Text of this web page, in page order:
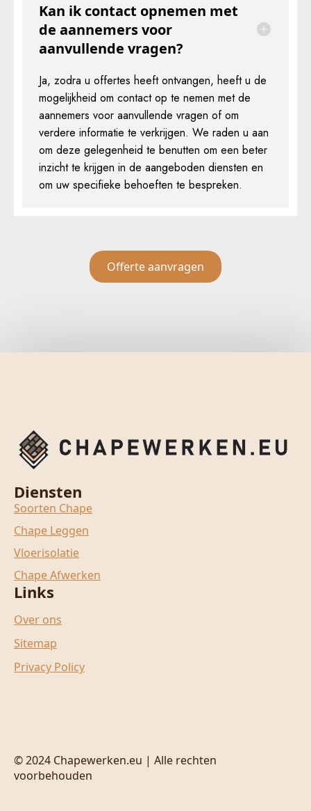
Kan ik contact opnemen met
de aannemers voor
aanvullende vragen?
Ja, zodra u offertes heeft ontvangen, heeft u de
mogelijkheid om contact op te nemen met de
aannemers voor aanvullende vragen of om
verdere informatie te verkrijgen. We raden u aan
om deze gelegenheid te benutten om een beter
inzicht te krijgen in de aangeboden diensten en
om uw specifieke behoeften te bespreken.
Offerte aanvragen
Diensten
Soorten Chape
Chape Leggen
Vloerisolatie
Chape Afwerken
Links
Over ons
Sitemap
Privacy Policy
© 2024 Chapewerken.eu | Alle rechten
voorbehouden